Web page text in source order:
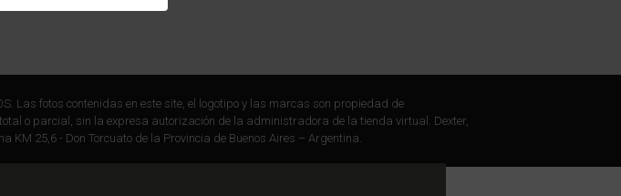
Las fotos contenidas en este site, el logotipo y las marcas son propiedad de
o parcial, sin la expresa autorización de la administradora de la tienda virtual. Dexter,
KM 25,6 - Don Torcuato de la Provincia de Buenos Aires – Argentina.